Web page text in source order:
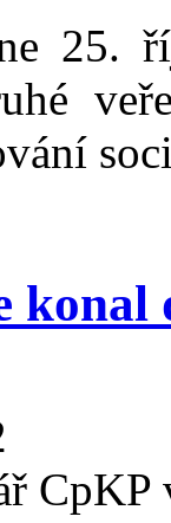
25.